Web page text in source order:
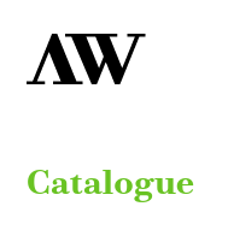
Catalogue